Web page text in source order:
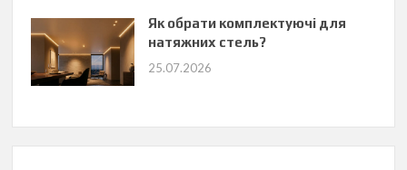
Як обрати комплектуючі для
натяжних стель?
25.07.2026